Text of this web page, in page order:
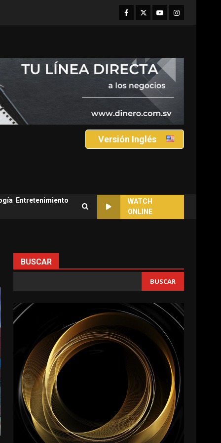
Facebook
TwitterYoutubeInstagram
Versión Inglés
Entretenimiento
WATCH
ONLINE
BUSCAR
BUSCAR